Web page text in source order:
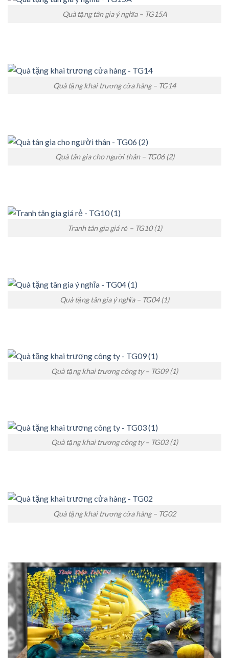
Quà tặng tân gia ý nghĩa – TG15A
Quà tặng khai trương cửa hàng – TG14
Quà tân gia cho người thân – TG06 (2)
Tranh tân gia giá rẻ – TG10 (1)
Quà tặng tân gia ý nghĩa – TG04 (1)
Quà tặng khai trương công ty – TG09 (1)
Quà tặng khai trương công ty – TG03 (1)
Quà tặng khai trương cửa hàng – TG02